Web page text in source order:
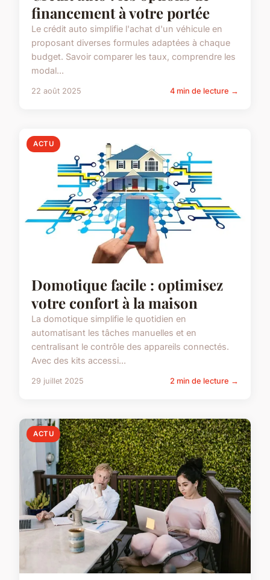
financement à votre portée
Le crédit auto simplifie l'achat d'un véhicule en
proposant diverses formules adaptées à chaque
budget. Savoir comparer les taux, comprendre les
modal...
22 août 2025 4 min de lecture →
ACTU
Domotique facile : optimisez
votre confort à la maison
La domotique simplifie le quotidien en
automatisant les tâches manuelles et en
centralisant le contrôle des appareils connectés.
Avec des kits accessi...
29 juillet 2025 2 min de lecture →
ACTU